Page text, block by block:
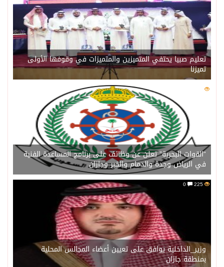
تعليم صبيا يحتفي المتميزين والمتميزات في وقوفها الأولى
تميزنا
224
“القوات البحرية” تعلن عن وظائف على برنامج المساعدة الفنية
في الرياض وجدة والدمام والخبر وجازان
225
وزير_الداخلية يوافق على تعيين أعضاء المجالس المحلية
بمنطقة جازان